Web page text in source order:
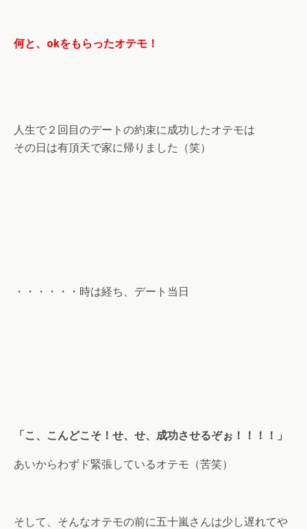
何と、okをもらったオテモ！
人生で２回目のデートの約束に成功したオテモは
その日は有頂天で家に帰りました（笑）
・・・・・・時は経ち、デート当日
「こ、こんどこそ！せ、せ、成功させるぞぉ！！！！」
あいからわずド緊張しているオテモ（苦笑）
そして、そんなオテモの前に五十嵐さんは少し遅れてや